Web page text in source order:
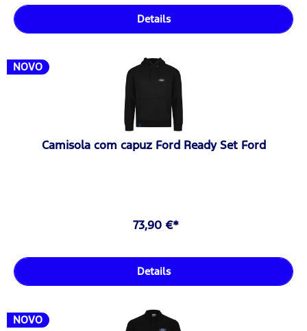
Details
NOVO
Camisola com capuz Ford Ready Set Ford
73,90 €*
Details
NOVO